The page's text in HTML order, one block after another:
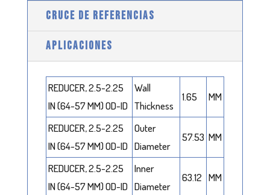
CRUCE DE REFERENCIAS
APLICACIONES
REDUCER, 2.5-2.25
IN (64-57 MM) OD-ID
Wall
Thickness
1.65 MM
REDUCER, 2.5-2.25
IN (64-57 MM) OD-ID
Outer
Diameter
57.53 MM
REDUCER, 2.5-2.25
IN (64-57 MM) OD-ID
Inner
Diameter
63.12 MM